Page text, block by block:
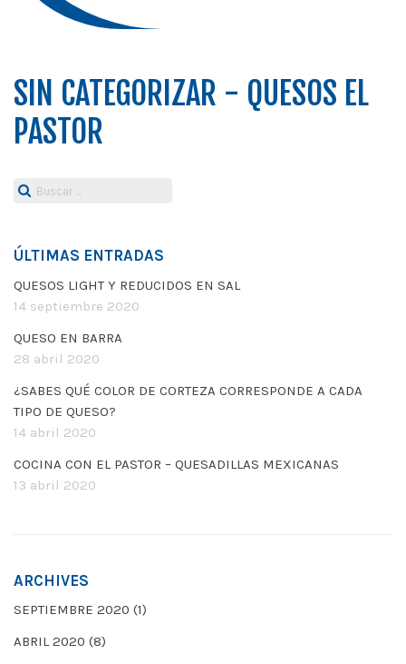
SIN CATEGORIZAR - QUESOS EL
PASTOR
Buscar:
ÚLTIMAS ENTRADAS
QUESOS LIGHT Y REDUCIDOS EN SAL
14 septiembre 2020
QUESO EN BARRA
28 abril 2020
¿SABES QUÉ COLOR DE CORTEZA CORRESPONDE A CADA
TIPO DE QUESO?
14 abril 2020
COCINA CON EL PASTOR – QUESADILLAS MEXICANAS
13 abril 2020
ARCHIVES
SEPTIEMBRE 2020 (1)
ABRIL 2020 (8)